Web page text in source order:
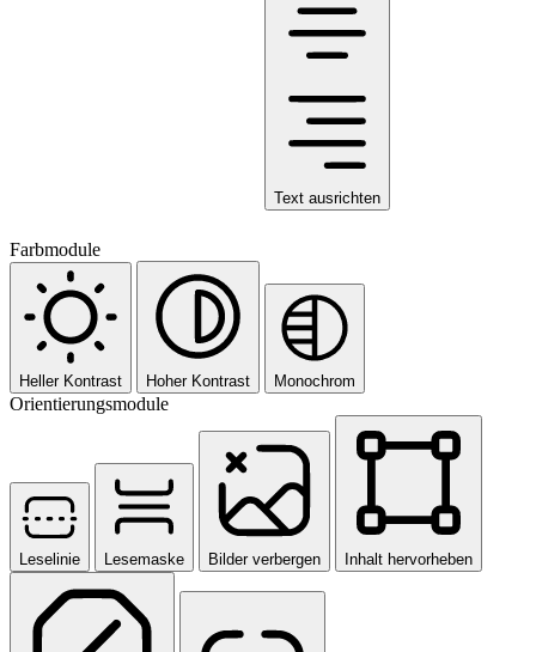
Text ausrichten
Farbmodule
Heller Kontrast Hoher Kontrast Monochrom
Orientierungsmodule
Leselinie Lesemaske Bilder verbergen Inhalt hervorheben